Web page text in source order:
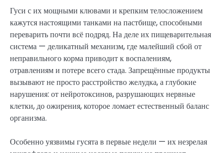
Гуси с их мощными клювами и крепким телосложением
кажутся настоящими танками на пастбище, способными
переварить почти всё подряд. На деле их пищеварительная
система — деликатный механизм, где малейший сбой от
неправильного корма приводит к воспалениям,
отравлениям и потере всего стада. Запрещённые продукты
вызывают не просто расстройство желудка, а глубокие
нарушения: от нейротоксинов, разрушающих нервные
клетки, до ожирения, которое ломает естественный баланс
организма.
Особенно уязвимы гусята в первые недели — их незрелая